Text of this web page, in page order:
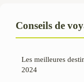
Conseils de
Les meilleures
2024